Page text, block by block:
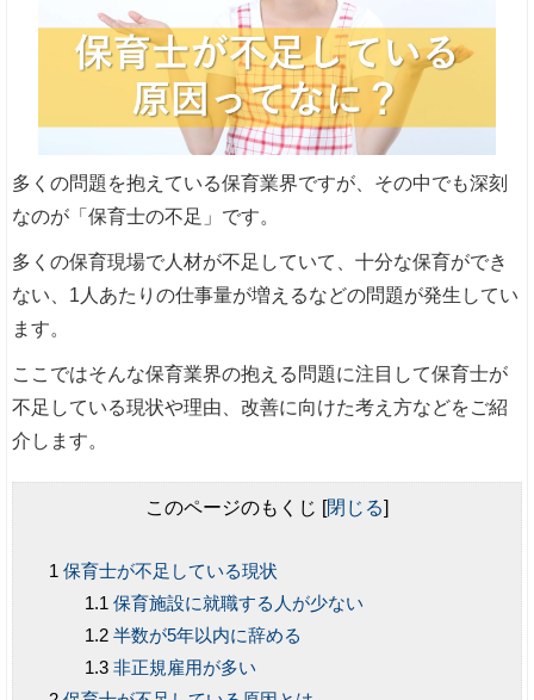
多くの問題を抱えている保育業界ですが、その中でも深刻
なのが「保育士の不足」です。
多くの保育現場で人材が不足していて、十分な保育ができ
ない、1人あたりの仕事量が増えるなどの問題が発生してい
ます。
ここではそんな保育業界の抱える問題に注目して保育士が
不足している現状や理由、改善に向けた考え方などをご紹
介します。
このページのもくじ [閉じる]
保育士が不足している現状
保育施設に就職する人が少ない
半数が5年以内に辞める
非正規雇用が多い